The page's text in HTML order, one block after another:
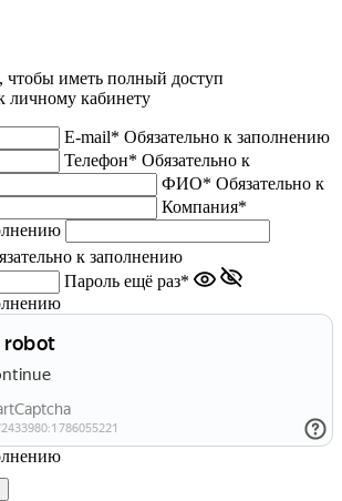
чтобы иметь полный доступ
личному кабинету
E-mail* Обязательно к заполнению
Телефон* Обязательно к
ФИО* Обязательно к
Компания*
к заполнению
Пароль ещё раз*